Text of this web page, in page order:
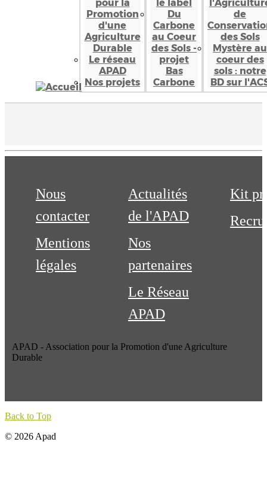
pour la
Promotion
d'une
Agriculture
Durable
Le réseau
APAD
Nos projets
le label
Du
Carbone
au Coeur
des Sols -
projet
Bas
Carbone
de
des Sols
Mystère au
coeur des
sols : notre
BD sur
Nous
contacter
Mentions
légales
Actualités
de l'APAD
Nos
partenaires
Le Réseau
APAD
Kit
APAD - Association pour la Promotion d'une Agriculture
Durable
Back to Top
© 2026 Apad